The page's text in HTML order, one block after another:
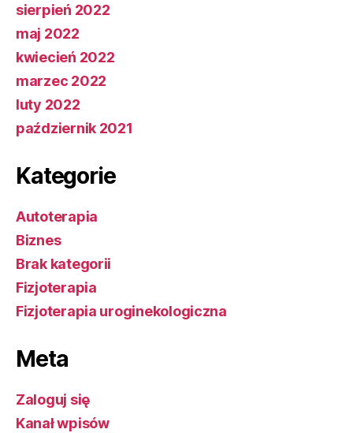
sierpień 2022
maj 2022
kwiecień 2022
marzec 2022
luty 2022
październik 2021
Kategorie
Autoterapia
Biznes
Brak kategorii
Fizjoterapia
Fizjoterapia uroginekologiczna
Meta
Zaloguj się
Kanał wpisów